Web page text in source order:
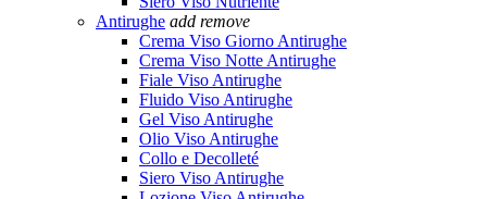
Antirughe add remove
Crema Viso Giorno Antirughe
Crema Viso Notte Antirughe
Fiale Viso Antirughe
Fluido Viso Antirughe
Gel Viso Antirughe
Olio Viso Antirughe
Collo e Decolleté
Siero Viso Antirughe